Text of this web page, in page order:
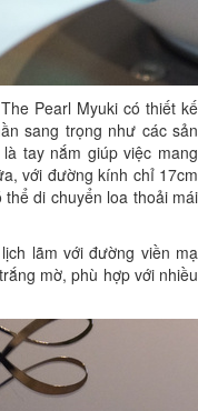
Pearl Myuki có thiết kế
sang trọng như các sản
tay nắm giúp việc mang
với đường kính chỉ 17cm
di chuyển loa thoải mái
lãm với đường viền mạ
mờ, phù hợp với nhiều